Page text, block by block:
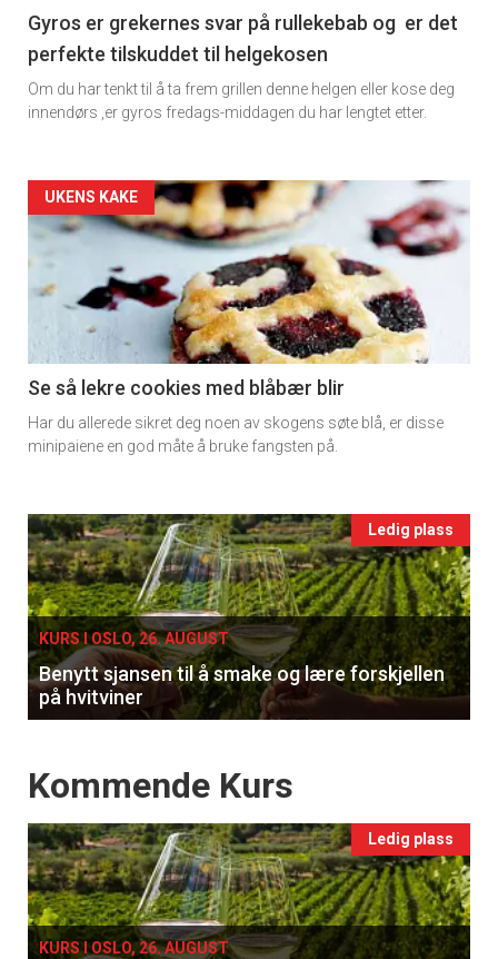
11
Dagens
rett
Gyros er grekernes svar på rullekebab og er det
perfekte tilskuddet til helgekosen
Om du har tenkt til å ta frem grillen denne helgen eller kose deg
innendørs ,er gyros fredags-middagen du har lengtet etter.
Artikler
detail
-
section
11
Ukens
UKENS KAKE
Se så lekre cookies med blåbær blir
Har du allerede sikret deg noen av skogens søte blå, er disse
minipaiene en god måte å bruke fangsten på.
Events
single
Ledig plass
KURS I OSLO, 26. AUGUST
Benytt sjansen til å smake og lære forskjellen
på hvitviner
Events
Kommende Kurs
Ledig plass
KURS I OSLO, 26. AUGUST